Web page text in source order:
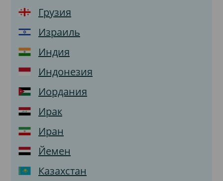
Грузия
Израиль
Индия
Индонезия
Иордания
Ирак
Иран
Йемен
Казахстан